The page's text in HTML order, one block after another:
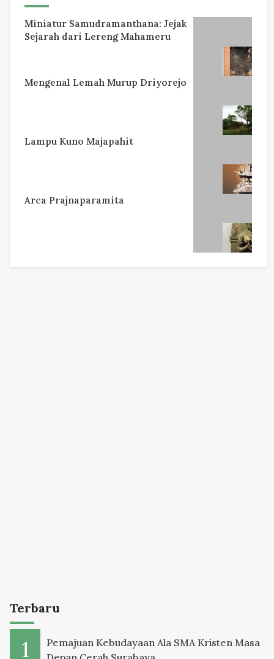
Miniatur Samudramanthana: Jejak
Sejarah dari Lereng Mahameru
Mengenal Lemah Murup Driyorejo
Lampu Kuno Majapahit
Arca Prajnaparamita
Terbaru
Pemajuan Kebudayaan Ala SMA Kristen Masa